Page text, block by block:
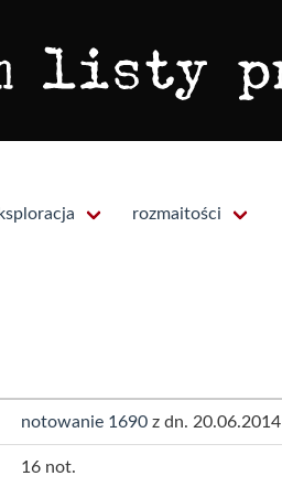
rozmaitości
notowanie 1690 z dn. 20.06.2014
16 not.